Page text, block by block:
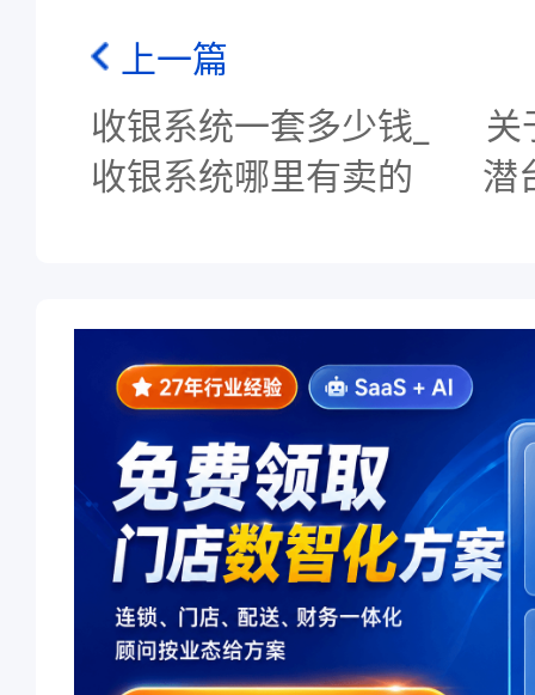
上一篇
收银系统一套多少钱_
收银系统哪里有卖的
关
潜